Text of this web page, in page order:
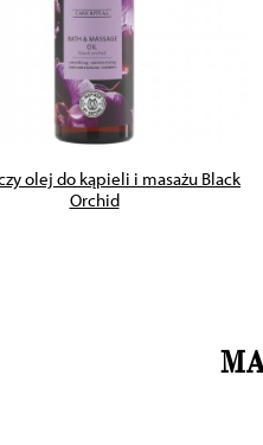
ZOBACZ PRODUKT
olej do kąpieli i masażu Black
Orchid